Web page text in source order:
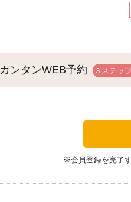
カンタンWEB予約
※会員登録を完了